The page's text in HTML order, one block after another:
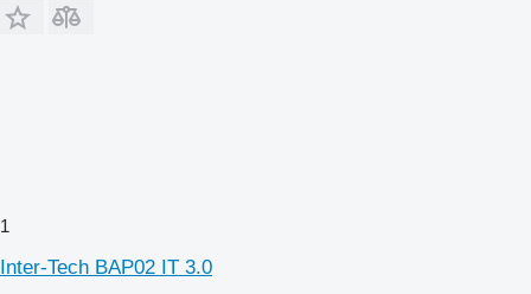
1
Inter-Tech BAP02 IT 3.0